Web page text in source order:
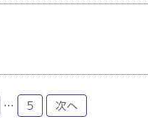
… 5 次へ